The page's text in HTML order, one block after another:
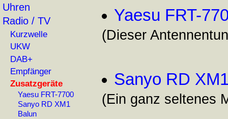
Uhren
Radio / TV
Kurzwelle
UKW
DAB+
Empfänger
Zusatzgeräte
Yaesu FRT-7700
Sanyo RD XM1
Balun
Yaesu FRT-
(Dieser
Sanyo RD
(Ein ganz seltenes